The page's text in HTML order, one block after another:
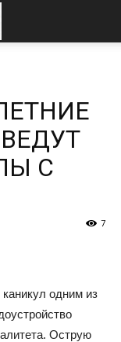
С
7
одним из
Острую